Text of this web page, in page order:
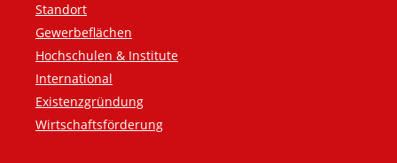
Standort
Gewerbeflächen
Hochschulen & Institute
International
Existenzgründung
Wirtschaftsförderung